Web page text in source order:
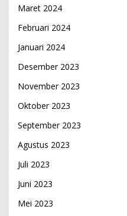
Maret 2024
Februari 2024
Januari 2024
Desember 2023
November 2023
Oktober 2023
September 2023
Agustus 2023
Juli 2023
Juni 2023
Mei 2023